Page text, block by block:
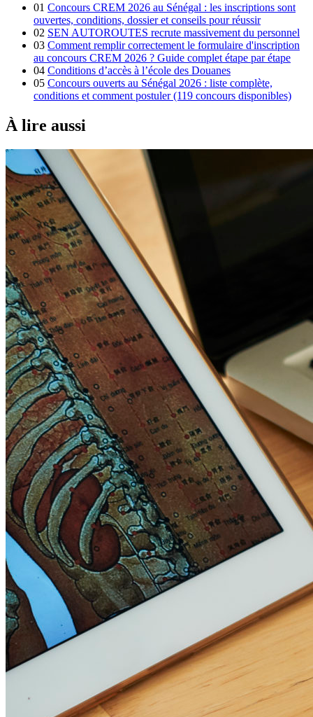
01 Concours CREM 2026 au Sénégal : les inscriptions sont
ouvertes, conditions, dossier et conseils pour réussir
02 SEN AUTOROUTES recrute massivement du personnel
03 Comment remplir correctement le formulaire d'inscription
au concours CREM 2026 ? Guide complet étape par étape
04 Conditions d’accès à l’école des Douanes
05 Concours ouverts au Sénégal 2026 : liste complète,
conditions et comment postuler (119 concours disponibles)
À lire aussi